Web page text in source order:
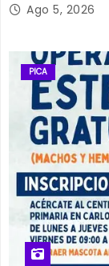
Ago 5, 2026
PICA